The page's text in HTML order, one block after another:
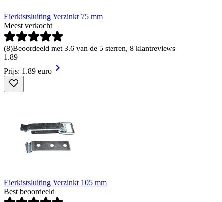
Eierkistsluiting Verzinkt 75 mm
Meest verkocht
(8)Beoordeeld met 3.6 van de 5 sterren, 8 klantreviews
1.89
Prijs: 1.89 euro
Eierkistsluiting Verzinkt 105 mm
Best beoordeeld